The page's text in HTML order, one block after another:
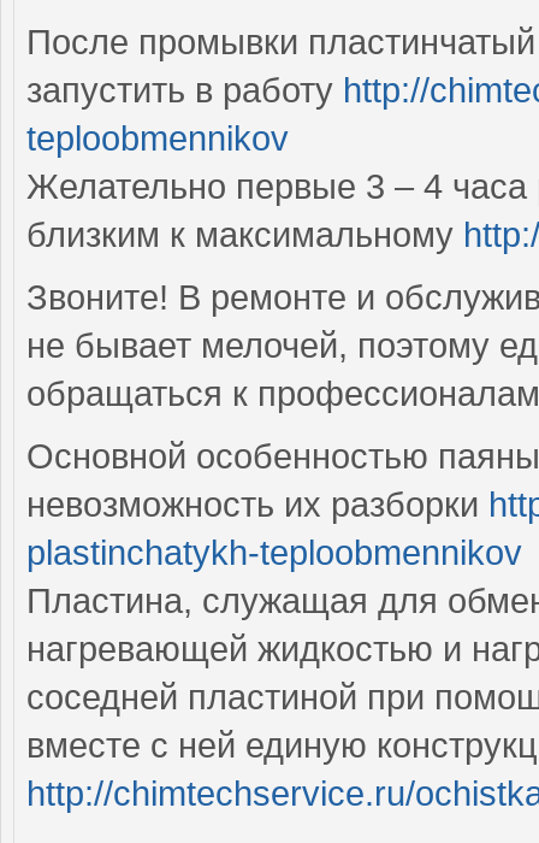
После промывки
запустить в работу http://
teploobmennikov
Желательно первые 3 – 4
близким к максимальному
Звоните! В ремонте и
не бывает мелочей, поэтому
обращаться к
Основной особенностью
невозможность их разборки
plastinchatykh-teploobmennikov
Пластина, служащая для
нагревающей жидкостью и
соседней пластиной при
вместе с ней единую
http://chimtechservice.ru/